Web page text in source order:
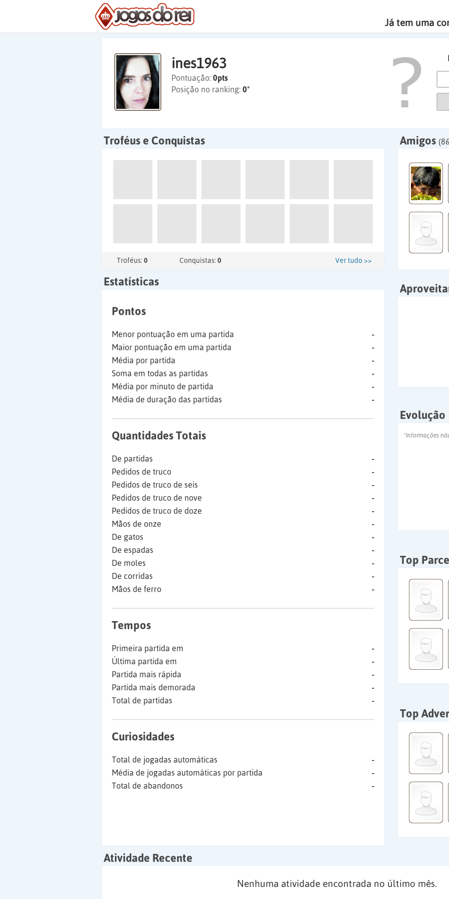
Já tem uma
ines1963
Pontuação: 0pts
Posição no ranking: 0º
Troféus e Conquistas
Troféus: 0 Conquistas: 0 Ver tudo >>
Amigos
Estatísticas
Pontos
Menor pontuação em uma partida
-
Maior pontuação em uma partida
-
Média por partida
-
Soma em todas as partidas
-
Média por minuto de partida
-
Média de duração das partidas
-
Quantidades Totais
De partidas
-
Pedidos de truco
-
Pedidos de truco de seis
-
Pedidos de truco de nove
-
Pedidos de truco de doze
-
Mãos de onze
-
De gatos
-
De espadas
-
De moles
-
De corridas
-
Mãos de ferro
-
Tempos
Primeira partida em
-
Última partida em
-
Partida mais rápida
-
Partida mais demorada
-
Total de partidas
-
Curiosidades
Total de jogadas automáticas
-
Média de jogadas automáticas por partida
-
Total de abandonos
-
Evolução
*Informações
Top
Top
Atividade Recente
Nenhuma atividade encontrada no último mês.